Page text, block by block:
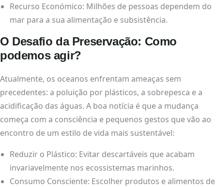
Recurso Económico: Milhões de pessoas dependem do
mar para a sua alimentação e subsistência.
O Desafio da Preservação: Como
podemos agir?
Atualmente, os oceanos enfrentam ameaças sem
precedentes: a poluição por plásticos, a sobrepesca e a
acidificação das águas. A boa notícia é que a mudança
começa com a consciência e pequenos gestos que vão ao
encontro de um estilo de vida mais sustentável:
Reduzir o Plástico: Evitar descartáveis que acabam
invariavelmente nos ecossistemas marinhos.
Consumo Consciente: Escolher produtos e alimentos de